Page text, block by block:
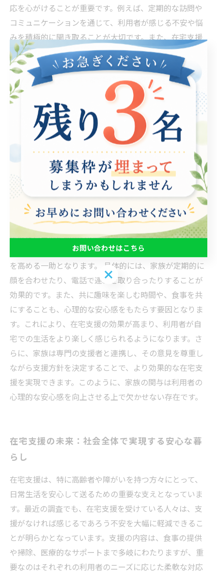
応を心がけることが重要です。例えば、定期的な訪問や
コミュニケーションを通じて、利用者が感じる不安や悩
みを積極的に聞き取ることが大切です。また、在宅支援
は家族との連携も必要不可欠です。家族と協力し、利用
者にとって最適な支援を提供することで、より大きな安
心感を生むことができます。支援者の温かいサポート
が、利用者の生活の質を向上させ、彼らが自宅で安心し
て過ごせる環境を整えるのです。
家族の役割：在宅支援における心の支えとなる
在宅支援において、家族は非常に重要な役割を果たしま
す。特に高齢者や障がいを持つ方々にとって、家族の存
在は心の支えとなり、安心感を与える大きな要素です。
家族は日常的に利用者の状態を観察し、必要な支援をタ
イムリーに提供することができるため、彼らの生活の質
を高める一助となります。 具体的には、家族が定期的に
顔を合わせたり、電話で連絡を取り合ったりすることが
効果的です。また、共に趣味を楽しむ時間や、食事を共
にすることも、心理的な安心感をもたらす要因となりま
す。これにより、在宅支援の効果が高まり、利用者が自
宅での生活をより楽しく感じられるようになります。さ
らに、家族は専門の支援者と連携し、その意見を尊重し
ながら支援方針を決定することで、より効果的な在宅支
援を実現できます。このように、家族の関与は利用者の
心理的な安心感を向上させる上で欠かせない存在です。
在宅支援の未来：社会全体で実現する安心な暮
らし
在宅支援は、特に高齢者や障がいを持つ方々にとって、
日常生活を安心して送るための重要な支えとなっていま
す。最近の調査でも、在宅支援を受けている人々は、支
援がなければ感じるであろう不安を大幅に軽減できるこ
とが明らかとなっています。支援の内容は、食事の提供
や掃除、医療的なサポートまで多岐にわたりますが、重
要なのはそれぞれの利用者のニーズに応じた柔軟な対応
お問い合わせはこちら
お問い合わせはこちら